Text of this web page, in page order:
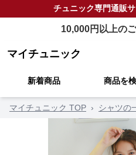
チュニック専門通販
10,000円以上の
マイチュニック
新着商品 商品を
マイチュニック TOP › シャツの